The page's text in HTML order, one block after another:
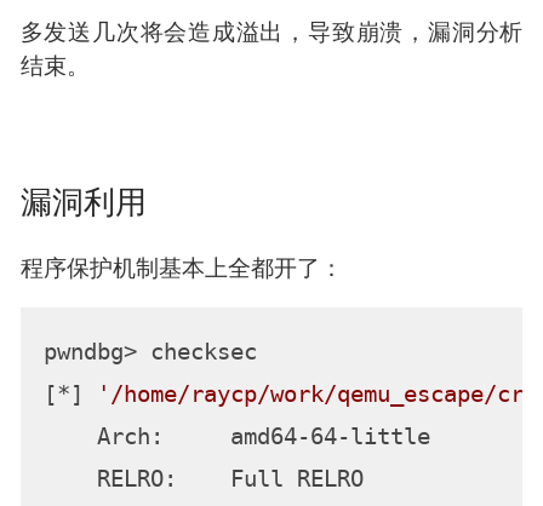
多发送几次将会造成溢出，导致崩溃，漏洞分析
结束。
漏洞利用
程序保护机制基本上全都开了：
pwndbg> checksec
[*]
'/home/raycp/work/qemu_escape/
    Arch:     amd64-64-little
    RELRO:    Full RELRO